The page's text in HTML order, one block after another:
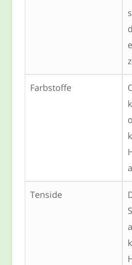
Farbstoffe
Tenside